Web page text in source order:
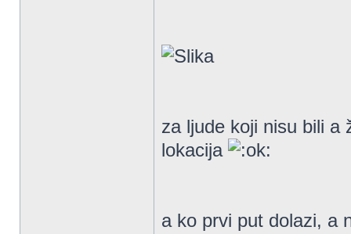
za ljude koji nisu bili a
lokacija
a ko prvi put dolazi, a